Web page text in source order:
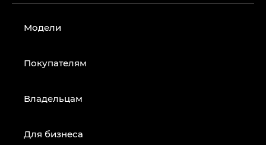
Модели
Покупателям
Владельцам
Для бизнеса